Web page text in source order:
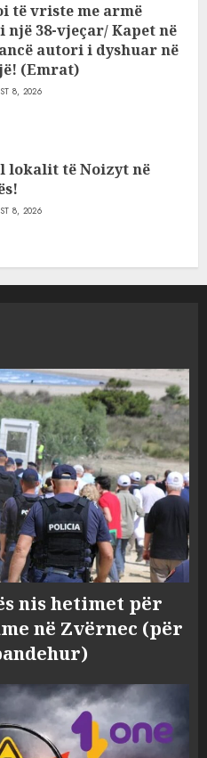
të vriste me armë
38-vjeçar/ Kapet në
autori i dyshuar në
(Emrat)
8, 2026
lokalit të Noizyt në
8, 2026
nis hetimet për
në Zvërnec (për